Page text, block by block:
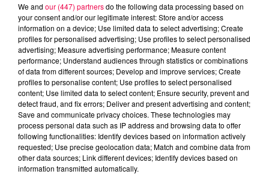
flash
Juliette Schang
Les infos de ce mercredi matin.
0:00 5 min 22 sec
We and our (447) partnersdo the following data processing based on
your consent and/or our legitimate interest: Store and/or access
information on a device; Use limited data to select advertising; Create
profiles for personalised advertising; Use profiles to select personalised
advertising; Measure advertising performance; Measure content
performance; Understand audiences through statistics or combinations
of data from different sources; Develop and improve services; Create
profiles to personalise content; Use profiles to select personalised
content; Use limited data to select content; Ensure security, prevent and
detect fraud, and fix errors; Deliver and present advertising and content;
Save and communicate privacy choices. These technologies may
process personal data such as IP address and browsing data to offer
following functionalities: Identify devices based on information actively
requested; Use precise geolocation data; Match and combine data from
other data sources; Link different devices; Identify devices based on
information transmitted automatically.